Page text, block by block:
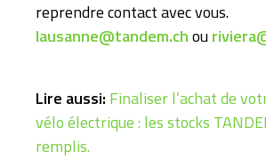
reprendre contact avec vous.
lausanne@tandem.chou
Lire aussi: Finaliser l’achat de
vélo électrique : les stocks
remplis.